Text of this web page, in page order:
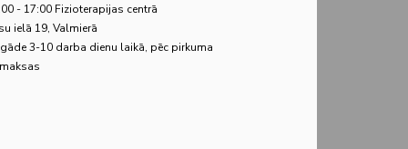
- 17:00 Fizioterapijas centrā
ielā 19, Valmierā
3-10 darba dienu laikā, pēc pirkuma